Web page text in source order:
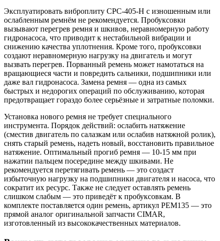
Эксплуатировать виброплиту CPC-405-H с изношенным или
ослабленным ремнём не рекомендуется. Пробуксовки
вызывают перегрев ремня и шкивов, неравномерную работу
гидронасоса, что приводит к нестабильной вибрации и
снижению качества уплотнения. Кроме того, пробуксовки
создают неравномерную нагрузку на двигатель и могут
вызвать перегрев. Порванный ремень может намотаться на
вращающиеся части и повредить сальники, подшипники или
даже вал гидронасоса. Замена ремня — одна из самых
быстрых и недорогих операций по обслуживанию, которая
предотвращает гораздо более серьёзные и затратные поломки.
Установка нового ремня не требует специального
инструмента. Порядок действий: ослабить натяжение
(сместив двигатель по салазкам или ослабив натяжной ролик),
снять старый ремень, надеть новый, восстановить правильное
натяжение. Оптимальный прогиб ремня — 10-15 мм при
нажатии пальцем посередине между шкивами. Не
рекомендуется перетягивать ремень — это создаст
избыточную нагрузку на подшипники двигателя и насоса, что
сократит их ресурс. Также не следует оставлять ремень
слишком слабым — это приведёт к пробуксовкам. В
комплекте поставляется один ремень, артикул РЕМ135 — это
прямой аналог оригинальной запчасти CIMAR,
изготовленный из высококачественных материалов.